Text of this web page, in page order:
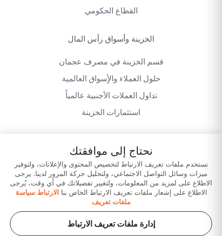
القطاع الحكومي
الخزينة وأسواق رأس المال
قسم الخزينة في مصرف عجمان
حلول العملاء والأٍسواق العالمية
تداول العملات الأجنبية عالمياً
استثمارات الخزينة
سياسة الخصوصية
شروط وأحكام الموقع
إخلاء المسؤولية
حمّل تطبيقاتنا
نحتاج إلى موافقتك
نستخدم ملفات تعريف الارتباط لتخصيص المحتوى والإعلانات، ولتوفير
ميزات وسائل التواصل الاجتماعي، ولتحليل حركة المرور لدينا. يرجى
الاطلاع على لمزيد من المعلومات، ولتغيير تفضيلاتك في أي وقت، يُرجى
الاطلاع على إشعار ملفات تعريف الارتباط الخاص بناالارتباط سياسة
ملفات تعريف
إدارة ملفات تعريف الارتباط